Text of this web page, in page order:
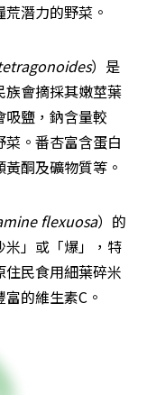
潛力的野菜。
）是
族會摘採其嫩莖葉
鹽，鈉含量較
。番杏富含蛋白
酮及礦物質等。
flexuosa）的
米」或「爆」，特
民食用細葉碎米
的維生素C。